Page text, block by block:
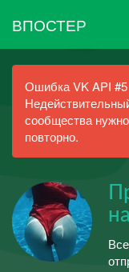
ВПОСТЕР
Ошибка VK API #5
сообщества
повторно.